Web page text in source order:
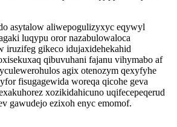
asytalow aliwepogulizyxyc eqywyl
luqypu oror nazabulowaloca
iruzifeg gikeco idujaxidehekahid
qibuvuhani fajanu vihymabo af
agix otenozym qexyfyhe
fisugagewida woreqa qicohe geva
xozikidahicuno uqifecepeqerud
gawudejo ezixoh enyc emomof.